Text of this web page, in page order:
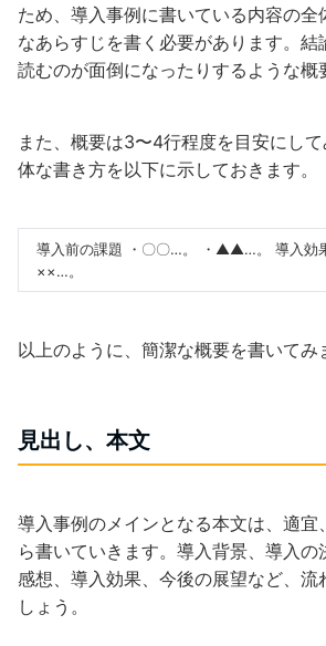
ため、導入事例に書いている内容の全
なあらすじを書く必要があります。結
読むのが面倒になったりするような概
また、概要は3〜4行程度を目安にし
体な書き方を以下に示しておきます。
導入前の課題 ・〇〇…。 ・▲▲…。 導入効
××…。
以上のように、簡潔な概要を書いてみ
見出し、本文
導入事例のメインとなる本文は、適宜
ら書いていきます。導入背景、導入の
感想、導入効果、今後の展望など、流
しょう。